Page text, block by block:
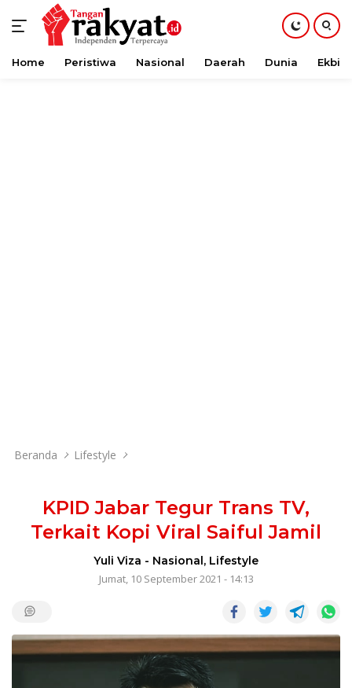
Langsung
Home Peristiwa Nasional Daerah Dunia Ekbis
Beranda Lifestyle
KPID Jabar Tegur Trans TV,
Terkait Kopi Viral Saiful Jamil
Yuli Viza - Nasional, Lifestyle
Jumat, 10 September 2021 - 14:13